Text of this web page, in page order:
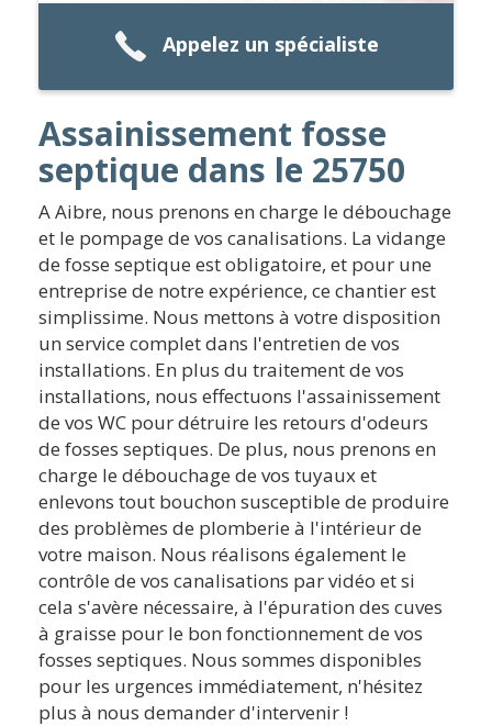
Appelez un spécialiste
Assainissement fosse
septique dans le 25750
A Aibre, nous prenons en charge le débouchage
et le pompage de vos canalisations. La vidange
de fosse septique est obligatoire, et pour une
entreprise de notre expérience, ce chantier est
simplissime. Nous mettons à votre disposition
un service complet dans l'entretien de vos
installations. En plus du traitement de vos
installations, nous effectuons l'assainissement
de vos WC pour détruire les retours d'odeurs
de fosses septiques. De plus, nous prenons en
charge le débouchage de vos tuyaux et
enlevons tout bouchon susceptible de produire
des problèmes de plomberie à l'intérieur de
votre maison. Nous réalisons également le
contrôle de vos canalisations par vidéo et si
cela s'avère nécessaire, à l'épuration des cuves
à graisse pour le bon fonctionnement de vos
fosses septiques. Nous sommes disponibles
pour les urgences immédiatement, n'hésitez
plus à nous demander d'intervenir !